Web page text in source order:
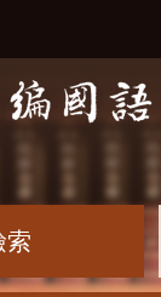
索